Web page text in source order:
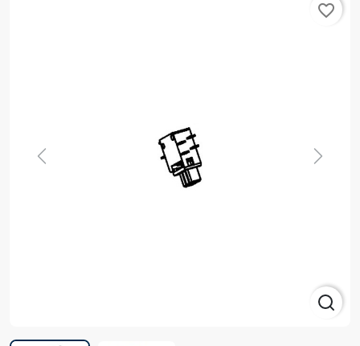
favorite_border
Previous Next